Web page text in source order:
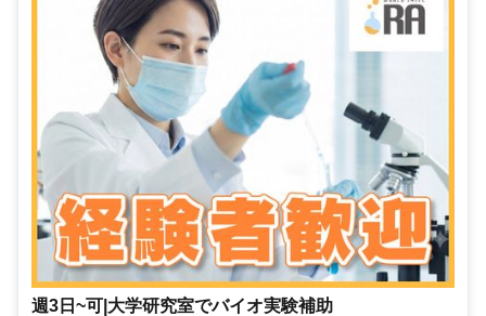
週3日~可|大学研究室でバイオ実験補助